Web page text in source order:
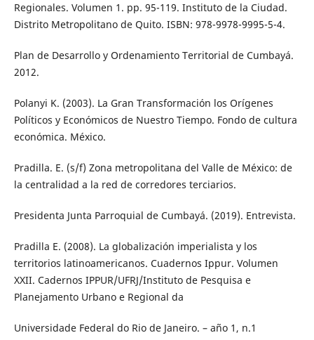
Regionales. Volumen 1. pp. 95-119. Instituto de la Ciudad.
Distrito Metropolitano de Quito. ISBN: 978-9978-9995-5-4.
Plan de Desarrollo y Ordenamiento Territorial de Cumbayá.
2012.
Polanyi K. (2003). La Gran Transformación los Orígenes
Políticos y Económicos de Nuestro Tiempo. Fondo de cultura
económica. México.
Pradilla. E. (s/f) Zona metropolitana del Valle de México: de
la centralidad a la red de corredores terciarios.
Presidenta Junta Parroquial de Cumbayá. (2019). Entrevista.
Pradilla E. (2008). La globalización imperialista y los
territorios latinoamericanos. Cuadernos Ippur. Volumen
XXII. Cadernos IPPUR/UFRJ/Instituto de Pesquisa e
Planejamento Urbano e Regional da
Universidade Federal do Rio de Janeiro. – año 1, n.1